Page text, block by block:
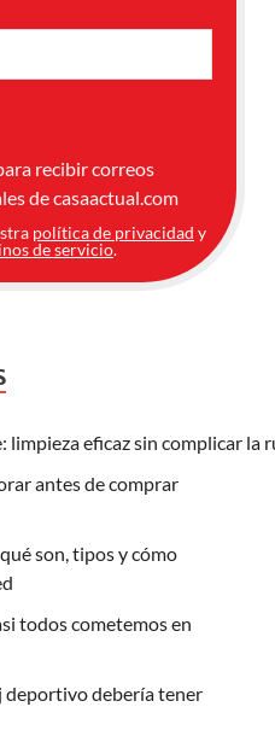
recibir correos
de casaactual.com
política de privacidad y
de servicio.
limpieza eficaz sin complicar la
antes de comprar
son, tipos y cómo
todos cometemos en
deportivo debería tener